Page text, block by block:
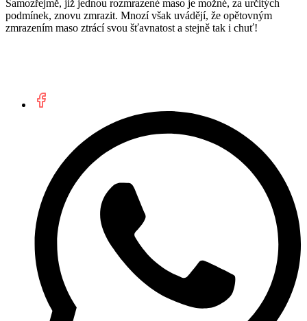
Samozřejmě, již jednou rozmrazené maso je možné, za určitých
podmínek, znovu zmrazit. Mnozí však uvádějí, že opětovným
zmrazením maso ztrácí svou šťavnatost a stejně tak i chuť!